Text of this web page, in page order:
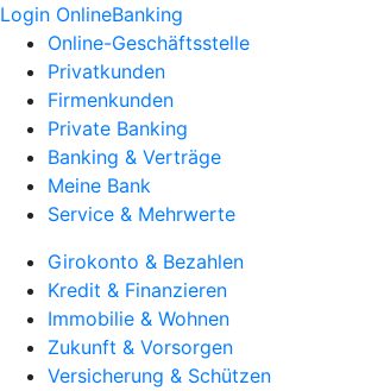
Login OnlineBanking
Online-Geschäftsstelle
Privatkunden
Firmenkunden
Private Banking
Banking & Verträge
Meine Bank
Service & Mehrwerte
Girokonto & Bezahlen
Kredit & Finanzieren
Immobilie & Wohnen
Zukunft & Vorsorgen
Versicherung & Schützen